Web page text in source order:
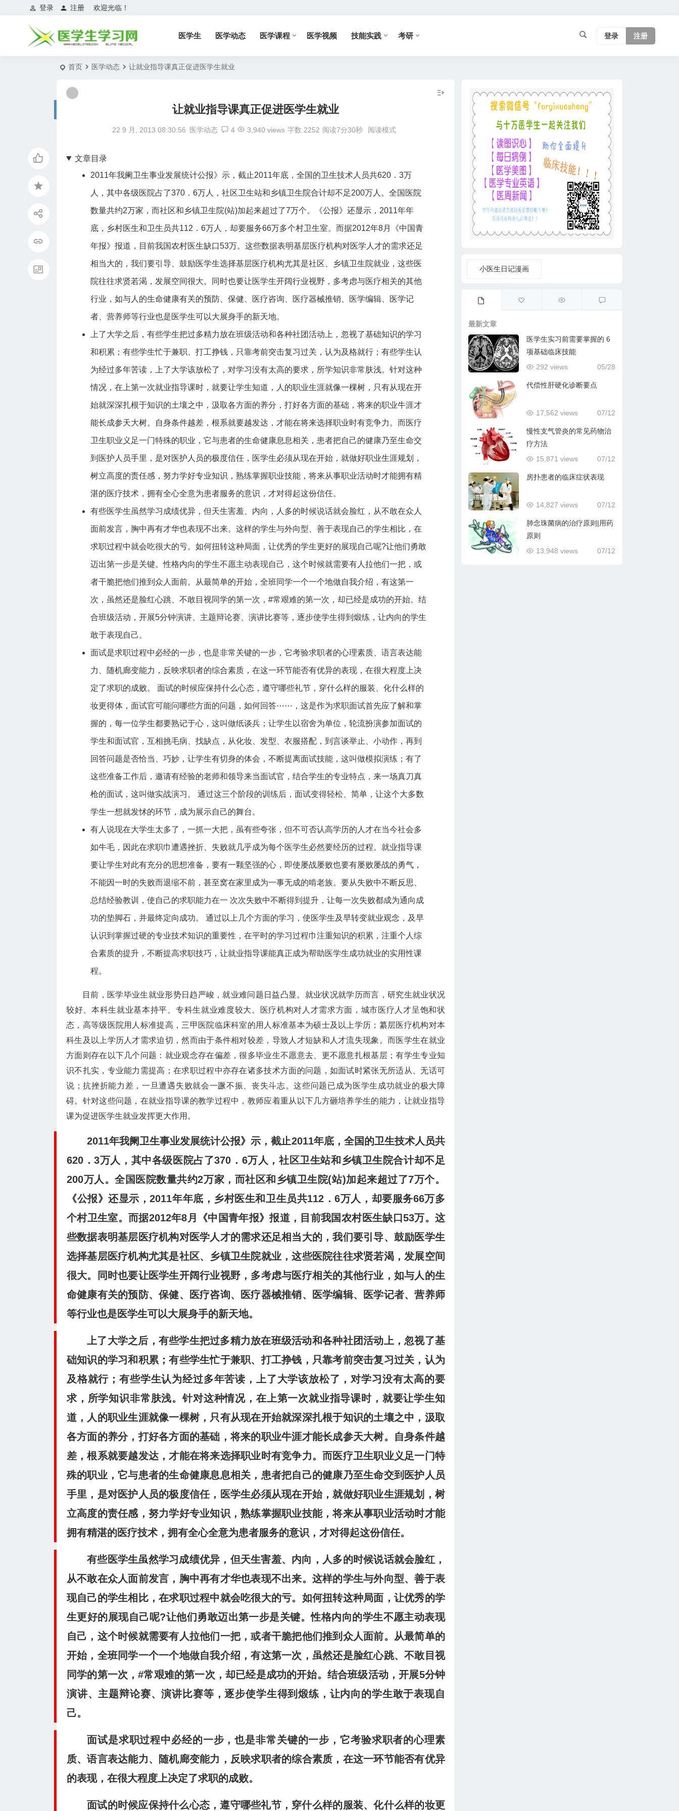
欢迎光临！
登录 注册
医学生 医学动态 医学课程 医学视频 技能实践 考研 登录 注册
首页 医学动态 让就业指导课真正促进医学生就业
让就业指导课真正促进医学生就业
22 9 月, 2013 08:30:56 医学动态 4 3,940 views 字数 2252 阅读7分30秒 阅读模式
文章目录
2011年我阑卫生事业发展统计公报》示，截止2011年底，全国的卫生技术人员共620．3万
人，其中各级医院占了370．6万人，社区卫生站和乡镇卫生院合计却不足200万人。全国医院
数量共约2万家，而社区和乡镇卫生院(站)加起来超过了7万个。《公报》还显示，2011年年
底，乡村医生和卫生员共112．6万人，却要服务66万多个村卫生室。而据2012年8月《中国青
年报》报道，目前我国农村医生缺口53万。这些数据表明基层医疗机构对医学人才的需求还足
相当大的，我们要引导、鼓励医学生选择基层医疗机构尤其是社区、乡镇卫生院就业，这些医
院往往求贤若渴，发展空间很大。同时也要让医学生开阔行业视野，多考虑与医疗相关的其他
行业，如与人的生命健康有关的预防、保健、医疗咨询、医疗器械推销、医学编辑、医学记
者、营养师等行业也是医学生可以大展身手的新天地。
上了大学之后，有些学生把过多精力放在班级活动和各种社团活动上，忽视了基础知识的学习
和积累；有些学生忙于兼职、打工挣钱，只靠考前突击复习过关，认为及格就行；有些学生认
为经过多年苦读，上了大学该放松了，对学习没有太高的要求，所学知识非常肤浅。针对这种
情况，在上第一次就业指导课时，就要让学生知道，人的职业生涯就像一棵树，只有从现在开
始就深深扎根于知识的土壤之中，汲取各方面的养分，打好各方面的基础，将来的职业牛涯才
能长成参天大树。自身条件越差，根系就要越发达，才能在将来选择职业时有竞争力。而医疗
卫生职业义足一门特殊的职业，它与患者的生命健康息息相关，患者把自己的健康乃至生命交
到医护人员手里，是对医护人员的极度信任，医学生必须从现在开始，就做好职业生涯规划，
树立高度的责任感，努力学好专业知识，熟练掌握职业技能，将来从事职业活动时才能拥有精
湛的医疗技术，拥有全心全意为患者服务的意识，才对得起这份信任。
有些医学生虽然学习成绩优异，但天生害羞、内向，人多的时候说话就会脸红，从不敢在众人
面前发言，胸中再有才华也表现不出来。这样的学生与外向型、善于表现自己的学生相比，在
求职过程中就会吃很大的亏。如何扭转这种局面，让优秀的学生更好的展现自己呢?让他们勇敢
迈出第一步是关键。性格内向的学生不愿主动表现自己，这个时候就需要有人拉他们一把，或
者干脆把他们推到众人面前。从最简单的开始，全班同学一个一个地做自我介绍，有这第一
次，虽然还是脸红心跳、不敢目视同学的第一次，#常艰难的第一次，却已经是成功的开始。结
合班级活动，开展5分钟演讲、主题辩论赛、演讲比赛等，逐步使学生得到煅练，让内向的学生
敢于表现自己。
面试是求职过程中必经的一步，也是非常关键的一步，它考验求职者的心理素质、语言表达能
力、随机廊变能力，反映求职者的综合素质，在这一环节能否有优异的表现，在很大程度上决
定了求职的成败。 面试的时候应保持什么心态，遵守哪些礼节，穿什么样的服装、化什么样的
妆更得体，面试官可能问哪些方面的问题，如何回答⋯⋯，这是作为求职面试首先应了解和掌
握的，每一位学生都要熟记于心，这叫做纸谈兵；让学生以宿舍为单位，轮流扮演参加面试的
学生和面试官，互相挑毛病、找缺点，从化妆、发型、衣服搭配，到言谈举止、小动作，再到
回答问题是否恰当、巧妙，让学生有切身的体会，不断提离面试技能，这叫做模拟演练；有了
这些准备工作后，邀请有经验的老师和领导来当面试官，结合学生的专业特点，来一场真刀真
枪的面试，这叫做实战演习。 通过这三个阶段的训练后，面试变得轻松、简单，让这个大多数
学生一想就发怵的环节，成为展示自己的舞台。
有人说现在大学生太多了，一抓一大把，虽有些夸张，但不可否认高学历的人才在当今社会多
如牛毛，因此在求职巾遭遇挫折、失败就几乎成为每个医学生必然要经历的过程。就业指导课
要让学生对此有充分的思想准备，要有一颗坚强的心，即使屡战屡败也要有屡败屡战的勇气，
不能因一时的失败而退缩不前，甚至窝在家里成为一事无成的啃老族。要从失败中不断反思、
总结经验教训，使自己的求职能力在一 次次失败中不断得到提升，让每一次失败都成为通向成
功的垫脚石，并最终定向成功。 通过以上几个方面的学习，使医学生及早转变就业观念，及早
认识到掌握过硬的专业技术知识的重要性，在平时的学习过程巾注重知识的积累，注重个人综
合素质的提升，不断提高求职技巧，让就业指导课能真正成为帮助医学生成功就业的实用性课
程。
目前，医学毕业生就业形势日趋严峻，就业难问题日益凸显。就业状况就学历而言，研究生就业状况
较好、本科生就业基本持平、专科生就业难度较大。医疗机构对人才需求方面，城市医疗人才呈饱和状
态，高等级医院用人标准提高，三甲医院临床科室的用人标准基本为硕士及以上学历；纂层医疗机构对本
科生及以上学历人才需求迫切，然而由于条件相对较差，导致人才短缺和人才流失现象。而医学生在就业
方面则存在以下几个问题：就业观念存在偏差，很多毕业生不愿意去、更不愿意扎根基层；有学生专业知
识不扎实，专业能力需提高；在求职过程中亦存在诸多技术方面的问题，如面试时紧张无所适从、无话可
说；抗挫折能力差，一旦遭遇失败就会一蹶不振、丧失斗志。这些问题已成为医学生成功就业的极大障
碍。针对这些问题，在就业指导课的教学过程中，教师应着重从以下几方砸培养学生的能力，让就业指导
课为促进医学生就业发挥更大作用。
2011年我阑卫生事业发展统计公报》示，截止2011年底，全国的卫生技术人员共
620．3万人，其中各级医院占了370．6万人，社区卫生站和乡镇卫生院合计却不足
200万人。全国医院数量共约2万家，而社区和乡镇卫生院(站)加起来超过了7万个。
《公报》还显示，2011年年底，乡村医生和卫生员共112．6万人，却要服务66万多
个村卫生室。而据2012年8月《中国青年报》报道，目前我国农村医生缺口53万。这
些数据表明基层医疗机构对医学人才的需求还足相当大的，我们要引导、鼓励医学生
选择基层医疗机构尤其是社区、乡镇卫生院就业，这些医院往往求贤若渴，发展空间
很大。同时也要让医学生开阔行业视野，多考虑与医疗相关的其他行业，如与人的生
命健康有关的预防、保健、医疗咨询、医疗器械推销、医学编辑、医学记者、营养师
等行业也是医学生可以大展身手的新天地。
上了大学之后，有些学生把过多精力放在班级活动和各种社团活动上，忽视了基
础知识的学习和积累；有些学生忙于兼职、打工挣钱，只靠考前突击复习过关，认为
及格就行；有些学生认为经过多年苦读，上了大学该放松了，对学习没有太高的要
求，所学知识非常肤浅。针对这种情况，在上第一次就业指导课时，就要让学生知
道，人的职业生涯就像一棵树，只有从现在开始就深深扎根于知识的土壤之中，汲取
各方面的养分，打好各方面的基础，将来的职业牛涯才能长成参天大树。自身条件越
差，根系就要越发达，才能在将来选择职业时有竞争力。而医疗卫生职业义足一门特
殊的职业，它与患者的生命健康息息相关，患者把自己的健康乃至生命交到医护人员
手里，是对医护人员的极度信任，医学生必须从现在开始，就做好职业生涯规划，树
立高度的责任感，努力学好专业知识，熟练掌握职业技能，将来从事职业活动时才能
拥有精湛的医疗技术，拥有全心全意为患者服务的意识，才对得起这份信任。
有些医学生虽然学习成绩优异，但天生害羞、内向，人多的时候说话就会脸红，
从不敢在众人面前发言，胸中再有才华也表现不出来。这样的学生与外向型、善于表
现自己的学生相比，在求职过程中就会吃很大的亏。如何扭转这种局面，让优秀的学
生更好的展现自己呢?让他们勇敢迈出第一步是关键。性格内向的学生不愿主动表现
自己，这个时候就需要有人拉他们一把，或者干脆把他们推到众人面前。从最简单的
开始，全班同学一个一个地做自我介绍，有这第一次，虽然还是脸红心跳、不敢目视
同学的第一次，#常艰难的第一次，却已经是成功的开始。结合班级活动，开展5分钟
演讲、主题辩论赛、演讲比赛等，逐步使学生得到煅练，让内向的学生敢于表现自
己。
面试是求职过程中必经的一步，也是非常关键的一步，它考验求职者的心理素
质、语言表达能力、随机廊变能力，反映求职者的综合素质，在这一环节能否有优异
的表现，在很大程度上决定了求职的成败。
面试的时候应保持什么心态，遵守哪些礼节，穿什么样的服装、化什么样的妆更
小医生日记漫画
最新文章
医学生实习前需要掌握的 6
项基础临床技能
05/28
292 views
代偿性肝硬化诊断要点
07/12
17,562 views
慢性支气管炎的常见药物治
疗方法
07/12
15,871 views
房扑患者的临床症状表现
07/12
14,827 views
肺念珠菌病的治疗原则|用药
原则
07/12
13,948 views